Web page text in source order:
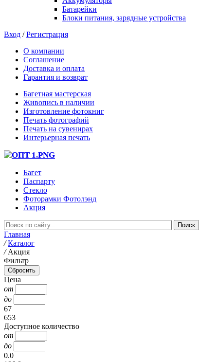
Батарейки
Блоки питания, зарядные устройства
Вход /Регистрация
О компании
Соглашение
Доставка и оплата
Гарантия и возврат
Багетная мастерская
Живопись в наличии
Изготовление фотокниг
Печать фотографий
Печать на сувенирах
Интерьерная печать
Багет
Паспарту
Стекло
Фоторамки Фотолэнд
Акция
Главная
/ Каталог
/ Акция
Фильтр
Цена
от
до
67
653
Доступное количество
от
до
0.0